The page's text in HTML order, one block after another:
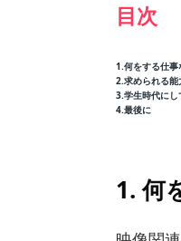
目次
1.何をする仕事
2.求められる能
3.学生時代にし
4.最後に
1. 何